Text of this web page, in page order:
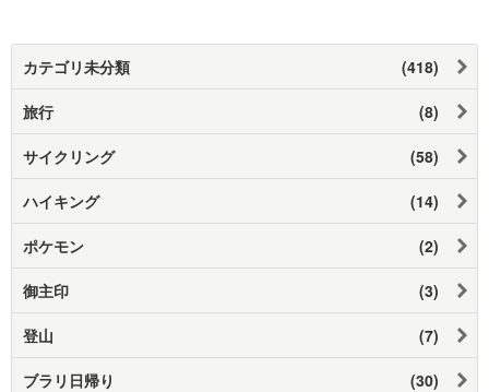
カテゴリ未分類 (418)
旅行 (8)
サイクリング (58)
ハイキング (14)
ポケモン (2)
御主印 (3)
登山 (7)
ブラリ日帰り (30)